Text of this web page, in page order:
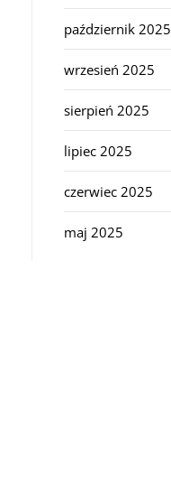
październik 2025
wrzesień 2025
sierpień 2025
lipiec 2025
czerwiec 2025
maj 2025